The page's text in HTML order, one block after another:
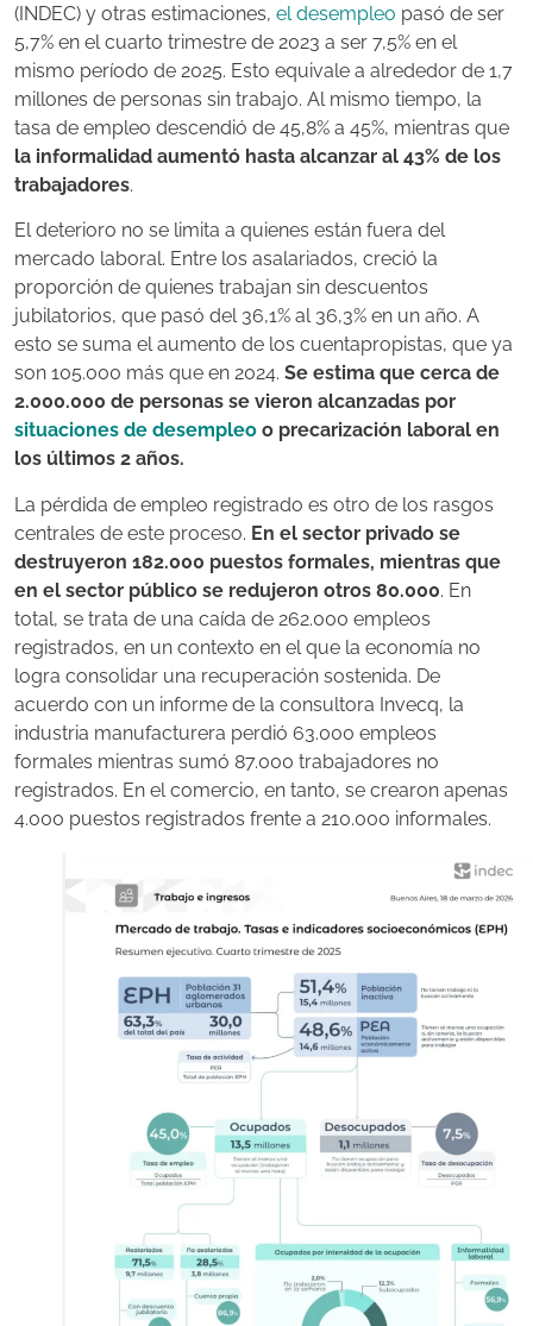
(INDEC) y otras estimaciones, el desempleo pasó de ser
5,7% en el cuarto trimestre de 2023 a ser 7,5% en el
mismo período de 2025. Esto equivale a alrededor de 1,7
millones de personas sin trabajo. Al mismo tiempo, la
tasa de empleo descendió de 45,8% a 45%, mientras que
la informalidad aumentó hasta alcanzar al 43% de los
trabajadores.
El deterioro no se limita a quienes están fuera del
mercado laboral. Entre los asalariados, creció la
proporción de quienes trabajan sin descuentos
jubilatorios, que pasó del 36,1% al 36,3% en un año. A
esto se suma el aumento de los cuentapropistas, que ya
son 105.000 más que en 2024. Se estima que cerca de
2.000.000 de personas se vieron alcanzadas por
situaciones de desempleo o precarización laboral en
los últimos 2 años.
La pérdida de empleo registrado es otro de los rasgos
centrales de este proceso. En el sector privado se
destruyeron 182.000 puestos formales, mientras que
en el sector público se redujeron otros 80.000. En
total, se trata de una caída de 262.000 empleos
registrados, en un contexto en el que la economía no
logra consolidar una recuperación sostenida. De
acuerdo con un informe de la consultora Invecq, la
industria manufacturera perdió 63.000 empleos
formales mientras sumó 87.000 trabajadores no
registrados. En el comercio, en tanto, se crearon apenas
4.000 puestos registrados frente a 210.000 informales.